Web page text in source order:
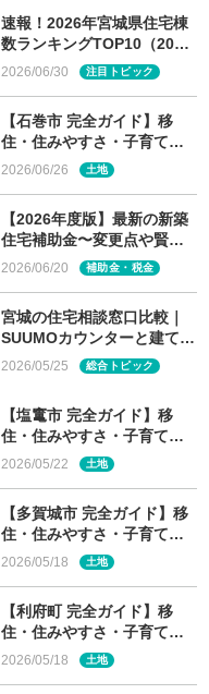
速報！2026年宮城県住宅棟
数ランキングTOP10（2026
年1～3月）
2026/06/30 注目トピック
【石巻市 完全ガイド】移
住・住みやすさ・子育て～
この街が選ばれる理由と
2026/06/26 土地
【2026年度版】最新の新築
住宅補助金〜変更点や賢い
選び方は〜
2026/06/20 補助金・税金
宮城の住宅相談窓口比較｜
SUUMOカウンターと建てる
窓口の 土地情報・メーカー
経営審査・専門性の違い
2026/05/25 総合トピック
【塩竃市 完全ガイド】移
住・住みやすさ・子育て～
この街が選ばれる理由と
2026/05/22 土地
【多賀城市 完全ガイド】移
住・住みやすさ・子育て～
この街が選ばれる理由と
2026/05/18 土地
【利府町 完全ガイド】移
住・住みやすさ・子育て～
この街が選ばれる理由と
2026/05/18 土地